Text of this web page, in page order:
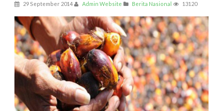
29 September 2014 Admin Website Berita Nasional 13120